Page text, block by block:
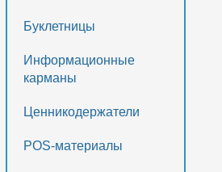
Буклетницы
Информационные
карманы
Ценникодержатели
POS-материалы